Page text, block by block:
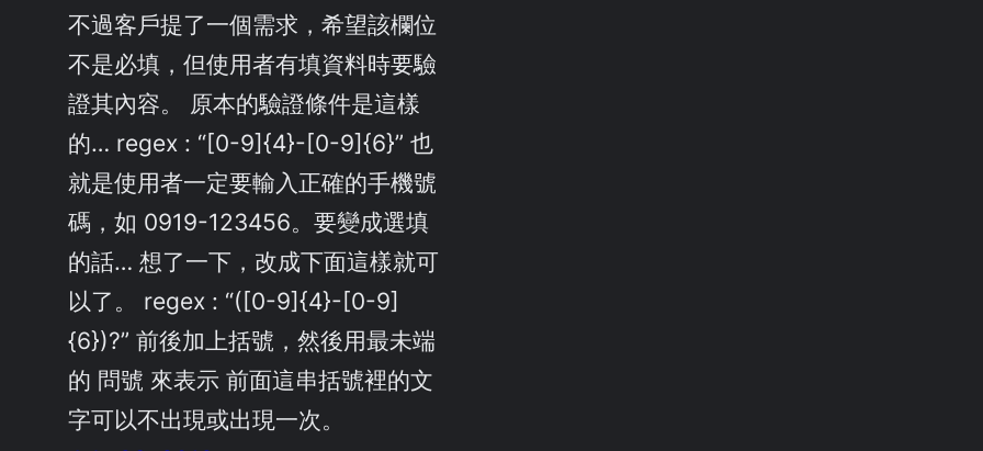
不過客戶提了一個需求，希望該欄位
不是必填，但使用者有填資料時要驗
證其內容。 原本的驗證條件是這樣
的… regex : “[0-9]{4}-[0-9]{6}” 也
就是使用者一定要輸入正確的手機號
碼，如 0919-123456。要變成選填
的話… 想了一下，改成下面這樣就可
以了。 regex : “([0-9]{4}-[0-9]
{6})?” 前後加上括號，然後用最未端
的 問號 來表示 前面這串括號裡的文
字可以不出現或出現一次。